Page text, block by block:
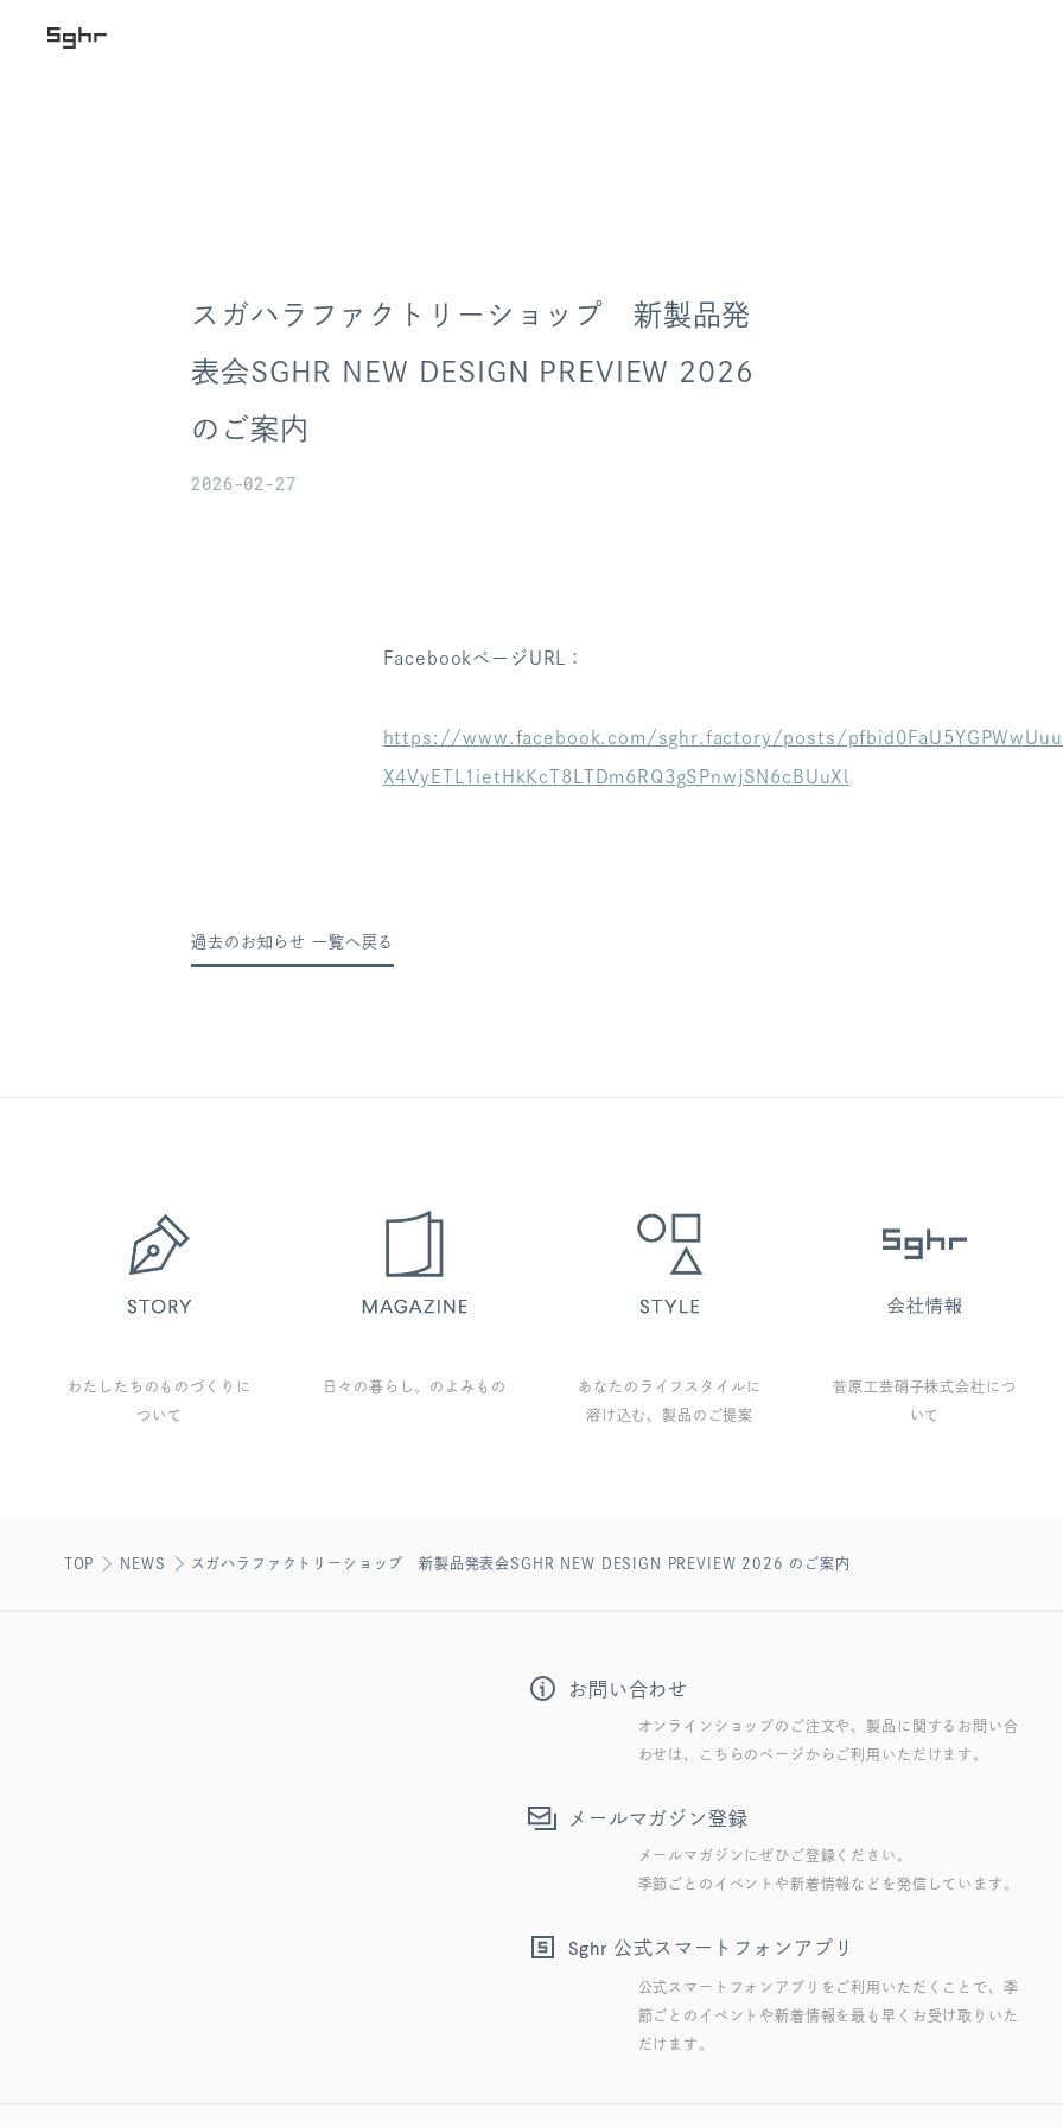
スガハラファクトリーショップ 新製品発
表会SGHR NEW DESIGN PREVIEW 2026
のご案内
2026-02-27
FacebookページURL：
https://www.facebook.com/sghr.factory/posts/
X4VyETL1ietHkKcT8LTDm6RQ3gSPnwjSN6cBUuXl
過去のお知らせ 一覧へ戻る
わたしたちのものづくりに
ついて
日々の暮らし。のよみもの
あなたのライフスタイルに
溶け込む、製品のご提案
菅原工芸硝子株式会社につ
いて
TOP NEWS スガハラファクトリーショップ 新製品発表会SGHR NEW DESIGN PREVIEW 2026 のご案内
お問い合わせ
オンラインショップのご注文や、製品に関するお問い合
わせは、こちらのページからご利用いただけます。
メールマガジン登録
メールマガジンにぜひご登録ください。
季節ごとのイベントや新着情報などを発信しています。
Sghr 公式スマートフォンアプリ
公式スマートフォンアプリをご利用いただくことで、季
節ごとのイベントや新着情報を最も早くお受け取りいた
だけます。